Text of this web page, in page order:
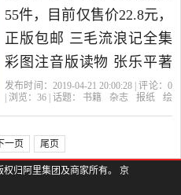
纸当中性价比很高的绘本,
图画书，由山东 济南发
货。
55件，目前仅售价22.8元，
正版包邮 三毛流浪记全集
彩图注音版读物 张乐平著
6-12岁儿童绘本卡通故事书
儿图画故事小学生课外书
籍是2019年山东书虫图书
专营店精选书籍,杂志,报纸
发布时间：2019-04-21 20:00:28 | 评论： 0
| 浏览： 36 | 话题： 书籍 杂志 报纸
绘
下一页 尾页
权归阿里集团及商家所有。 京